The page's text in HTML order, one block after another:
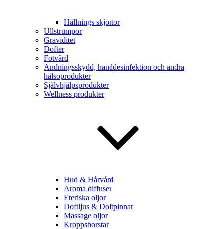
Hållnings skjortor
Ullstrumpor
Graviditet
Dofter
Fotvård
Andningsskydd, handdesinfektion och andra
hälsoprodukter
Självhjälpsprodukter
Wellness produkter
Hud & Hårvård
Aroma diffuser
Eteriska oljor
Doftljus & Doftpinnar
Massage oljor
Kroppsborstar